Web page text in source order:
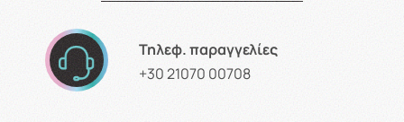
Τηλεφ. παραγγελίες
+30 21070 00708